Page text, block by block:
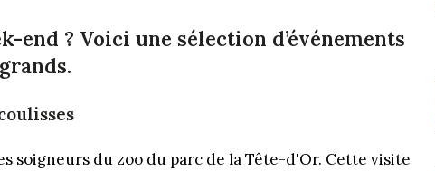
end ? Voici une sélection d’événements
soigneurs du zoo du parc de la Tête-d'Or. Cette visite